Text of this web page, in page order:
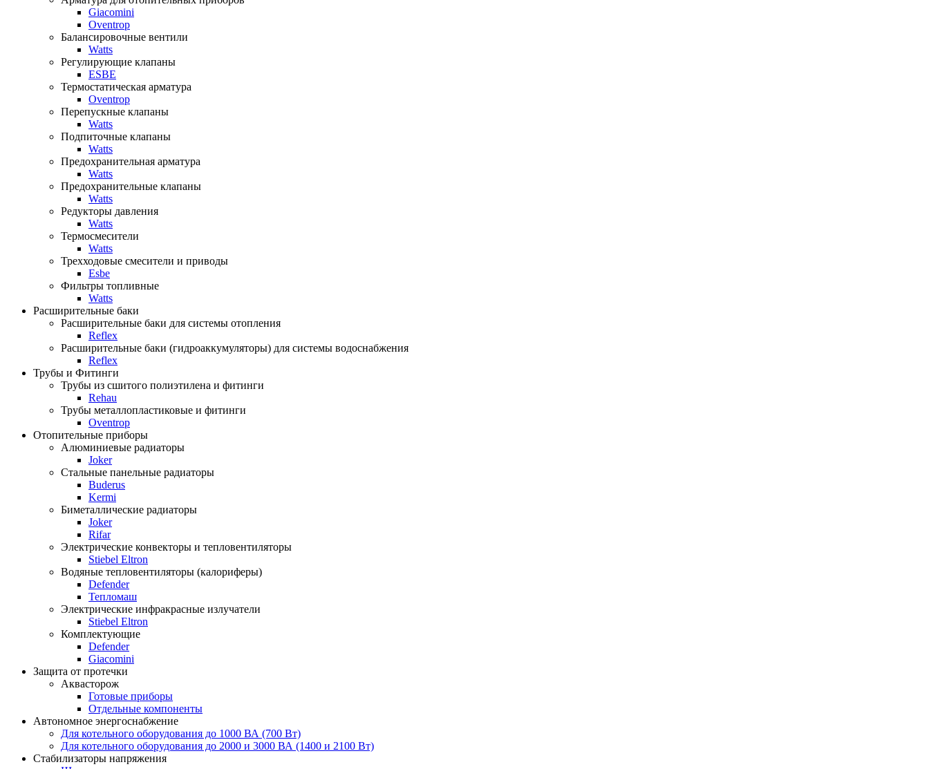
Giacomini
Oventrop
Балансировочные вентили
Watts
Регулирующие клапаны
ESBE
Термостатическая арматура
Oventrop
Перепускные клапаны
Watts
Подпиточные клапаны
Watts
Предохранительная арматура
Watts
Предохранительные клапаны
Watts
Редукторы давления
Watts
Термосмесители
Watts
Трехходовые смесители и приводы
Esbe
Фильтры топливные
Watts
Расширительные баки
Расширительные баки для системы отопления
Reflex
Расширительные баки (гидроаккумуляторы) для системы водоснабжения
Reflex
Трубы и Фитинги
Трубы из сшитого полиэтилена и фитинги
Rehau
Трубы металлопластиковые и фитинги
Oventrop
Отопительные приборы
Алюминиевые радиаторы
Joker
Стальные панельные радиаторы
Buderus
Kermi
Биметаллические радиаторы
Joker
Rifar
Электрические конвекторы и тепловентиляторы
Stiebel Eltron
Водяные тепловентиляторы (калориферы)
Defender
Тепломаш
Электрические инфракрасные излучатели
Stiebel Eltron
Комплектующие
Defender
Giacomini
Защита от протечки
Аквасторож
Готовые приборы
Отдельные компоненты
Автономное энергоснабжение
Для котельного оборудования до 1000 ВА (700 Вт)
Для котельного оборудования до 2000 и 3000 ВА (1400 и 2100 Вт)
Стабилизаторы напряжения